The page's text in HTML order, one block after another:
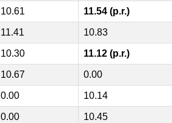
10.61 11.54 (p.r.)
11.41 10.83
10.30 11.12 (p.r.)
10.67 0.00
0.00 10.14
0.00 10.45